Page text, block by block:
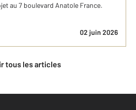
au 7 boulevard Anatole France.
02 juin 2026
tous les articles